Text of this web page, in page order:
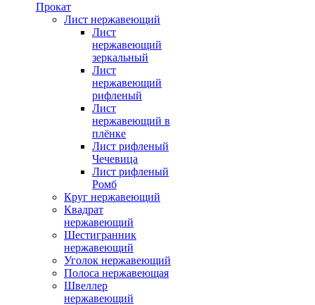
Прокат
Лист нержавеющий
Лист
нержавеющий
зеркальный
Лист
нержавеющий
рифленый
Лист
нержавеющий в
плёнке
Лист рифленый
Чечевица
Лист рифленый
Ромб
Круг нержавеющий
Квадрат
нержавеющий
Шестигранник
нержавеющий
Уголок нержавеющий
Полоса нержавеющая
Швеллер
нержавеющий